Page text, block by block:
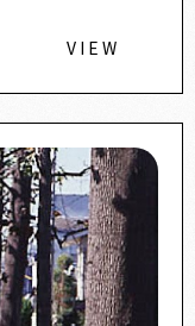
VIEW